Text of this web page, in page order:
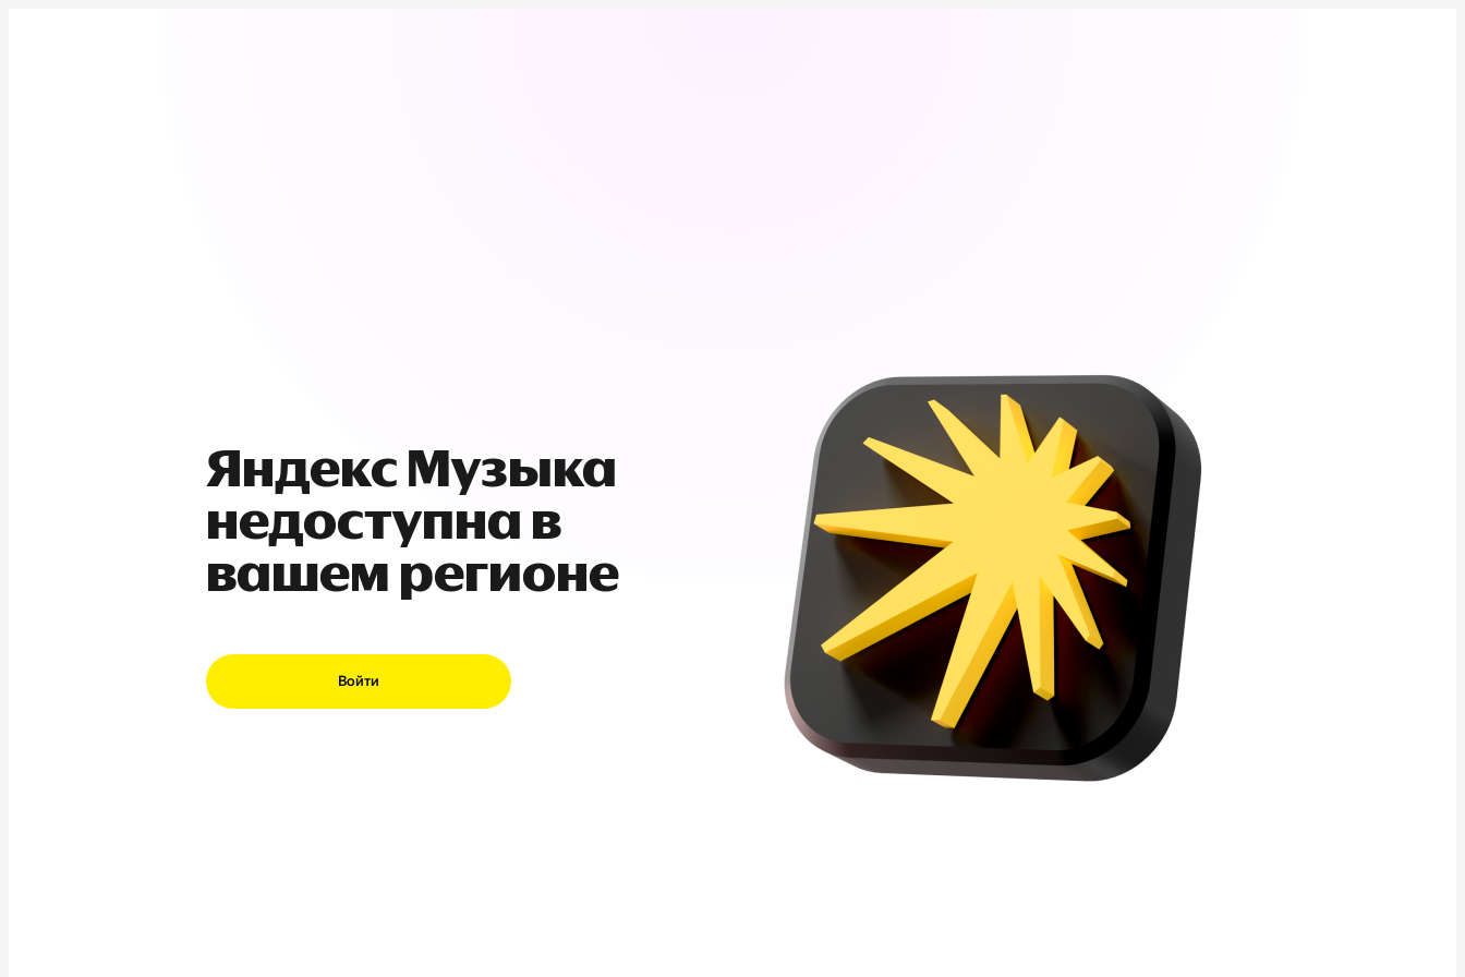
Яндекс Музыка
недоступна в
вашем регионе
Войти